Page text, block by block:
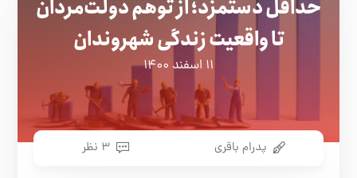
حداقل دستمزد؛ از توهم دولت‌مردان
تا واقعیت زندگی شهروندان
۱۱ اسفند ۱۴۰۰
پدرام باقری ۳ نظر